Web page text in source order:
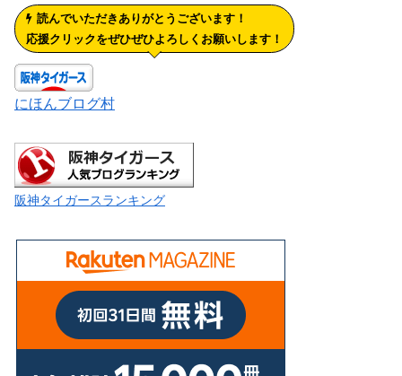
読んでいただきありがとうございます！
応援クリックをぜひぜひよろしくお願いします！
にほんブログ村
阪神タイガースランキング